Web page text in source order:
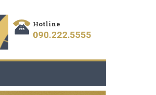
Hotline
090.222.5555